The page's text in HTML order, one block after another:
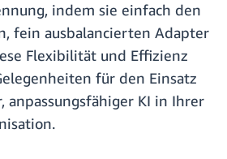
indem sie einfach den
fein ausbalancierten Adapter
Flexibilität und Effizienz
für den Einsatz
anpassungsfähiger KI in Ihrer